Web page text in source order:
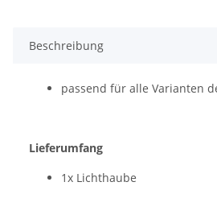
Beschreibung
passend für alle Varianten
Lieferumfang
1x Lichthaube